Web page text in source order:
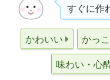
すぐに作
かわいい かっ
味わい・心